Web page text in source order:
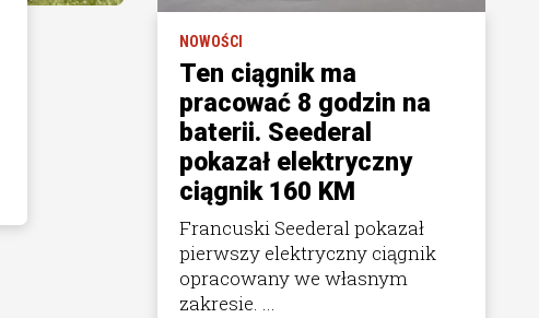
NOWOŚCI
Ten ciągnik ma
pracować 8 godzin na
baterii. Seederal
pokazał elektryczny
ciągnik 160 KM
Francuski Seederal pokazał
pierwszy elektryczny ciągnik
opracowany we własnym
zakresie. ...